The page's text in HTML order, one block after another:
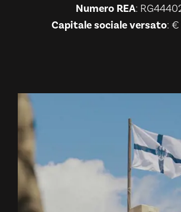
Numero REA:
Capitale sociale versato: